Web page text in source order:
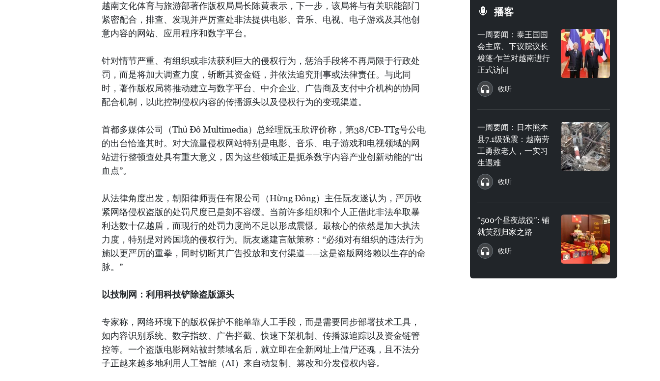
越南文化体育与旅游部著作版权局局长陈黄表示，下一步，该局将与有关职能部门
紧密配合，排查、发现并严厉查处非法提供电影、音乐、电视、电子游戏及其他创
意内容的网站、应用程序和数字平台。
针对情节严重、有组织或非法获利巨大的侵权行为，惩治手段将不再局限于行政处
罚，而是将加大调查力度，斩断其资金链，并依法追究刑事或法律责任。与此同
时，著作版权局将推动建立与数字平台、中介企业、广告商及支付中介机构的协同
配合机制，以此控制侵权内容的传播源头以及侵权行为的变现渠道。
首都多媒体公司（Thủ Đô Multimedia）总经理阮玉欣评价称，第38/CĐ-TTg号公电
的出台恰逢其时。对大流量侵权网站特别是电影、音乐、电子游戏和电视领域的网
站进行整顿查处具有重大意义，因为这些领域正是扼杀数字内容产业创新动能的“出
血点”。
从法律角度出发，朝阳律师责任有限公司（Hừng Đông）主任阮友遂认为，严厉收
紧网络侵权盗版的处罚尺度已是刻不容缓。当前许多组织和个人正借此非法牟取暴
利达数十亿越盾，而现行的处罚力度尚不足以形成震慑。最核心的依然是加大执法
力度，特别是对跨国境的侵权行为。阮友遂建言献策称：“必须对有组织的违法行为
施以更严厉的重拳，同时切断其广告投放和支付渠道——这是盗版网络赖以生存的命
脉。”
以技制网：利用科技铲除盗版源头
专家称，网络环境下的版权保护不能单靠人工手段，而是需要同步部署技术工具，
如内容识别系统、数字指纹、广告拦截、快速下架机制、传播源追踪以及资金链管
控等。一个盗版电影网站被封禁域名后，就立即在全新网址上借尸还魂，且不法分
子正越来越多地利用人工智能（AI）来自动复制、篡改和分发侵权内容。
播客
一周要闻：泰王国国
会主席、下议院议长
梭蓬·乍兰对越南进行
正式访问
收听
一周要闻：日本熊本
县7.1级强震：越南劳
工勇救老人，一实习
生遇难
收听
“500个昼夜战役”: 铺
就英烈归家之路
收听